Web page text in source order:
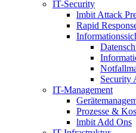
IT-Security
lmbit Attack
Rapid
Security
IT-Management
Prozesse &
lmbit Add Ons